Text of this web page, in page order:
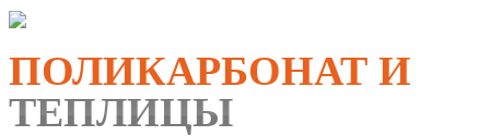
ПОЛИКАРБОНАТ И
ТЕПЛИЦЫ